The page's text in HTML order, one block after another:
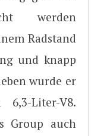
werden
Radstand
und knapp
wurde er
Liter-V8.
Group auch